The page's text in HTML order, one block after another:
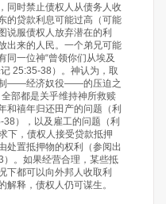
同时禁止债权人从债务人收
的贷款利息可能过高（可能
说服债权人放弃潜在的利
出来的人民。一个弟兄可能
同一位神“曾领你们从埃及
25:35-38）。神认为，取
制——经济奴役——的压迫之
部都是关乎维持神所救赎
和禧年归还田产的问题（利
），以及雇工的问题（利
下，债权人接受贷款抵押
处置抵押物的权利（参阅出
。如果经营合理，某些抵
下都可以向外邦人收取利
释，债权人仍可谋生。​